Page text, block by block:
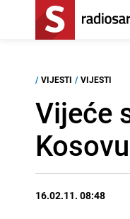
/ VIJESTI / VIJESTI
Vijeće
Kosovu
16.02.11. 08:48